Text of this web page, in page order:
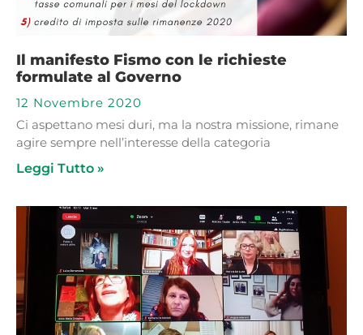
Il manifesto Fismo con le richieste
formulate al Governo
12 Novembre 2020
Ci aspettano mesi duri, ma la nostra missione, rimane
agire sempre nell’interesse della categoria
Leggi Tutto »